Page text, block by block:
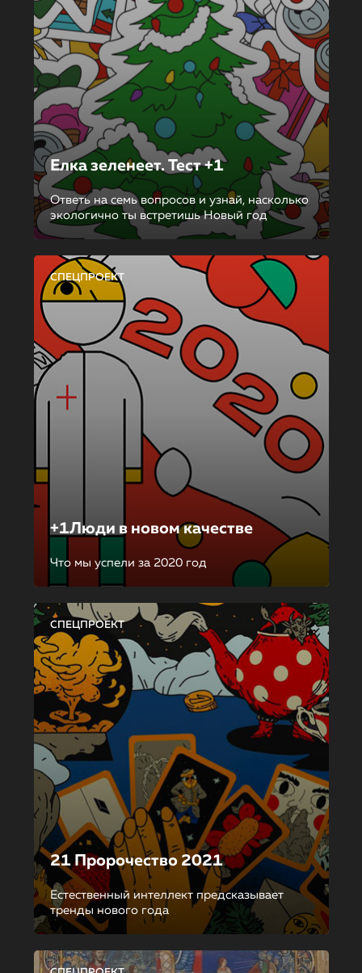
Елка зеленеет. Тест +1
Ответь на семь вопросов и узнай, насколько
экологично ты встретишь Новый год
СПЕЦПРОЕКТ
+1Люди в новом качестве
Что мы успели за 2020 год
СПЕЦПРОЕКТ
21 Пророчество 2021
Естественный интеллект предсказывает
тренды нового года